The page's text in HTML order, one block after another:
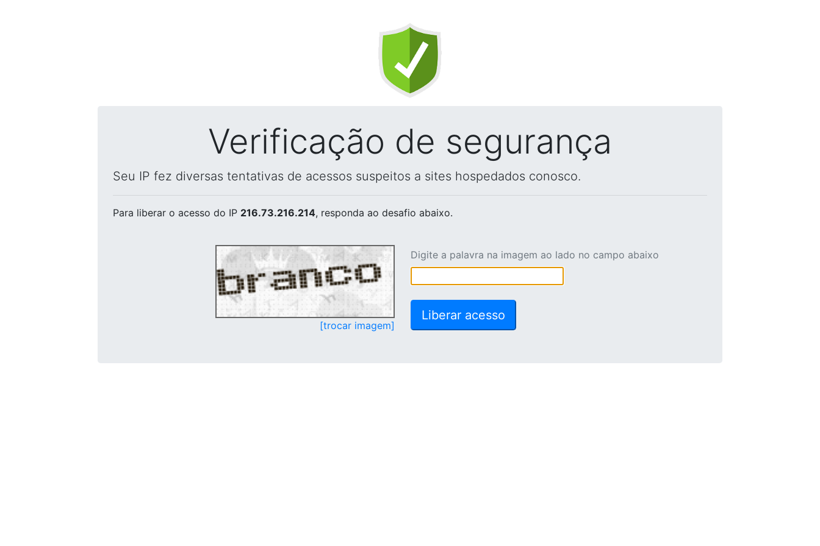
Verificação de segurança
Seu IP fez diversas tentativas de acessos suspeitos a sites hospedados conosco.
Para liberar o acesso do IP 216.73.216.214, responda ao desafio abaixo.
[trocar imagem]
Digite a palavra na imagem ao lado no campo abaixo